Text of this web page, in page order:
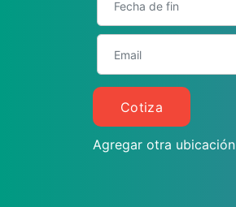
Cotiza
Agregar otra ubicación